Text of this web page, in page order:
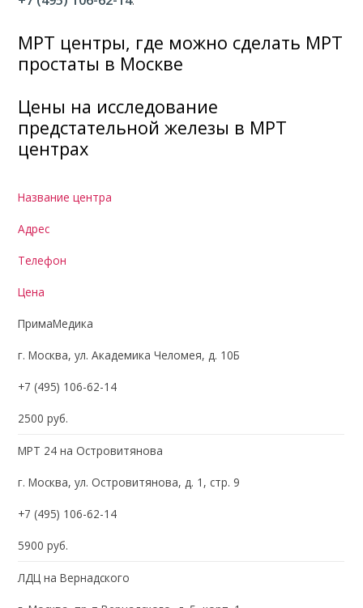
МРТ центры, где можно сделать МРТ
простаты в Москве
Цены на исследование
предстательной железы в МРТ
центрах
Название центра
Адрес
Телефон
Цена
ПримаМедика
г. Москва, ул. Академика Челомея, д. 10Б
+7 (495) 106-62-14
2500 руб.
МРТ 24 на Островитянова
г. Москва, ул. Островитянова, д. 1, стр. 9
+7 (495) 106-62-14
5900 руб.
ЛДЦ на Вернадского